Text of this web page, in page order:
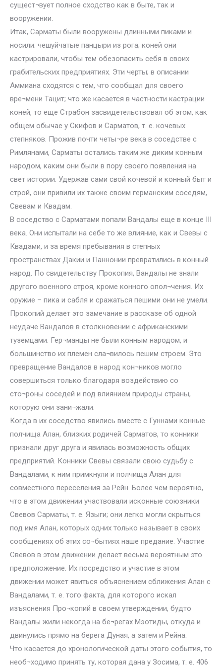
сущест¬вует полное сходство как в быте, так и
вооружении.
Итак, Сарматы были вооружены длинными пиками и
носили: чешуйчатые панцыри из рога; коней они
кастрировали, чтобы тем обезопасить себя в своих
грабительских предприятиях. Эти черты; в описании
Аммиана сходятся с тем, что сообщал для своего
вре¬мени Тацит; что же касается в частности кастрации
коней, то еще Страбон засвидетельствовал об этом, как
общем обычае у Скифов и Сарматов, т. е. кочевых
степняков. Прожив почти четы¬ре века в соседстве с
Римлянами, Сарматы остались таким же диким конным
народом, каким они были в пору своего появления на
свет истории. Удержав сами свой кочевой и конный быт и
строй, они привили их также своим германским соседям,
Свевам и Квадам.
В соседство с Сарматами попали Вандалы еще в конце III
века. Они испытали на себе то же влияние, как и Свевы с
Квадами, и за время пребывания в степных
пространствах Дакии и Паннонии превратились в конный
народ. По свидетельству Прокопия, Вандалы не знали
другого военного строя, кроме конного опол¬чения. Их
оружие – пика и сабля и сражаться пешими они не умели.
Прокопий делает это замечание в рассказе об одной
неудаче Вандалов в столкновении с африканскими
туземцами. Гер¬манцы не были конным народом, и
большинство их племен сла¬вилось пешим строем. Это
превращение Вандалов в народ кон¬ников могло
совершиться только благодаря воздействию со
сто¬роны соседей и под влиянием природы страны,
которую они зани¬жали.
Когда в их соседство явились вместе с Гуннами конные
полчища Алан, близких родичей Сарматов, то конники
признали друг друга и явилась возможность общих
предприятий. Конники Свевы связали свою судьбу с
Вандалами, к ним примкнули и полчища Алан для
совместного переселения за Рейн. Более чем вероятно,
что в этом движении участвовали исконные союзники
Свевов Сарматы, т. е. Языги; они легко могли скрыться
под имя Алан, которых одних только называет в своих
сообщениях об этих со¬бытиях наше предание. Участие
Свевов в этом движении делает весьма вероятным это
предположение. Их посредство и участие в этом
движении может явиться объяснением сближения Алан с
Вандалами, т. е. того факта, для которого искал
изъяснения Про¬копий в своем утверждении, будто
Вандалы жили некогда на бе¬регах Мэотиды, откуда и
двинулись прямо на берега Дуная, а затем и Рейна.
Что касается до хронологической даты этого события, то
необ¬ходимо принять ту, которая дана у Зосима, т. е. 406